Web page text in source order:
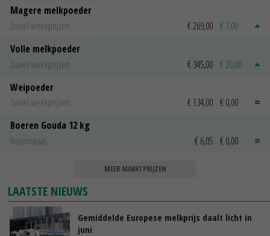
Magere melkpoeder
Zuivel weekprijzen
€ 269,00 € 7,00
Volle melkpoeder
Zuivel weekprijzen
€ 345,00 € 20,00
Weipoeder
Zuivel weekprijzen
€ 134,00 € 0,00
Boeren Gouda 12 kg
Boerenkaas
€ 6,05 € 0,00
MEER MARKTPRIJZEN
LAATSTE NIEUWS
Gemiddelde Europese melkprijs daalt licht in
juni